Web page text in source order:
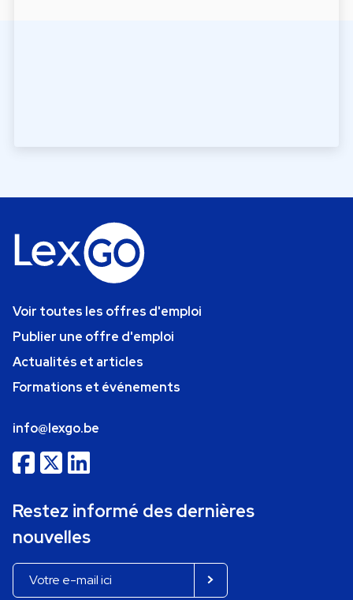
Voir toutes les offres d'emploi
Publier une offre d'emploi
Actualités et articles
Formations et événements
info@lexgo.be
Restez informé des dernières
nouvelles